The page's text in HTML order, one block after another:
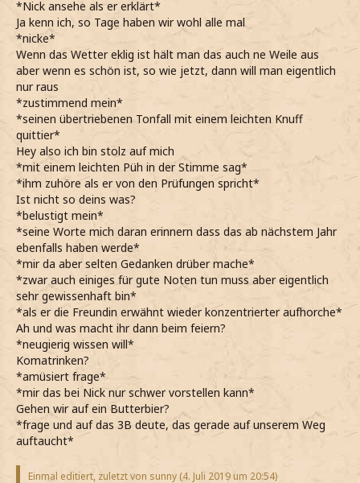
*Nick ansehe als er erklärt*
Ja kenn ich, so Tage haben wir wohl alle mal
*nicke*
Wenn das Wetter eklig ist hält man das auch ne Weile aus
aber wenn es schön ist, so wie jetzt, dann will man eigentlich
nur raus
*zustimmend mein*
*seinen übertriebenen Tonfall mit einem leichten Knuff
quittier*
Hey also ich bin stolz auf mich
*mit einem leichten Püh in der Stimme sag*
*ihm zuhöre als er von den Prüfungen spricht*
Ist nicht so deins was?
*belustigt mein*
*seine Worte mich daran erinnern dass das ab nächstem Jahr
ebenfalls haben werde*
*mir da aber selten Gedanken drüber mache*
*zwar auch einiges für gute Noten tun muss aber eigentlich
sehr gewissenhaft bin*
*als er die Freundin erwähnt wieder konzentrierter aufhorche*
Ah und was macht ihr dann beim feiern?
*neugierig wissen will*
Komatrinken?
*amüsiert frage*
*mir das bei Nick nur schwer vorstellen kann*
Gehen wir auf ein Butterbier?
*frage und auf das 3B deute, das gerade auf unserem Weg
auftaucht*
Einmal editiert, zuletzt von sunny (4. Juli 2019 um 20:54)